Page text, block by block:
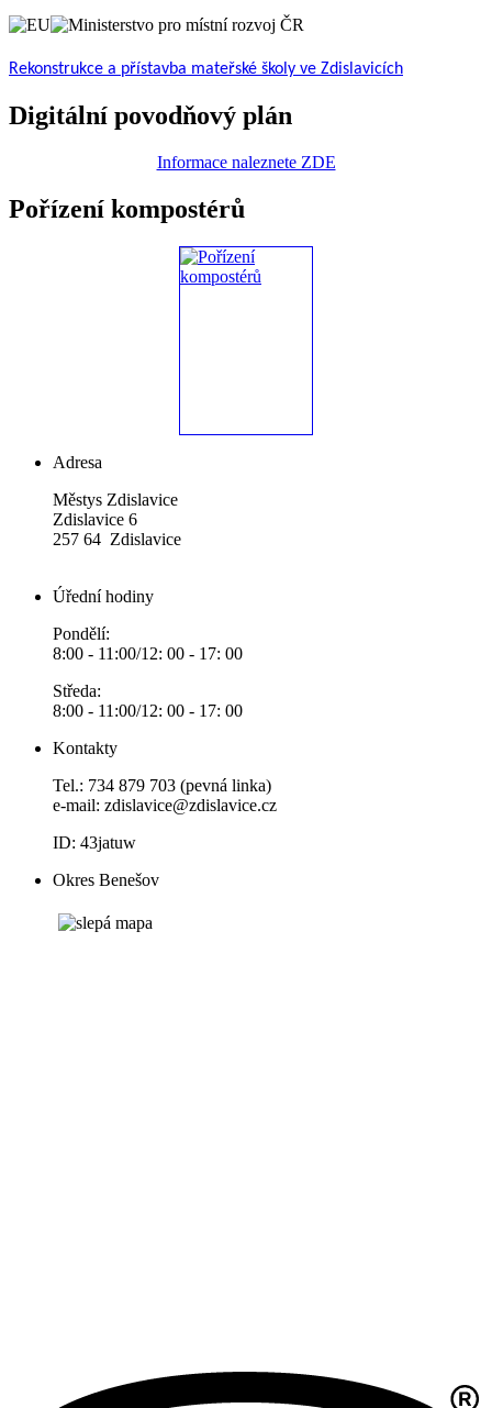
Rekonstrukce a přístavba mateřské školy ve Zdislavicích
Digitální povodňový plán
Informace naleznete ZDE
Pořízení kompostérů
Adresa
Městys Zdislavice
Zdislavice 6
257 64 Zdislavice
Úřední hodiny
Pondělí:
8:00 - 11:00/12: 00 - 17: 00
Středa:
8:00 - 11:00/12: 00 - 17: 00
Kontakty
Tel.: 734 879 703 (pevná linka)
e-mail: zdislavice@zdislavice.cz
ID: 43jatuw
Okres Benešov